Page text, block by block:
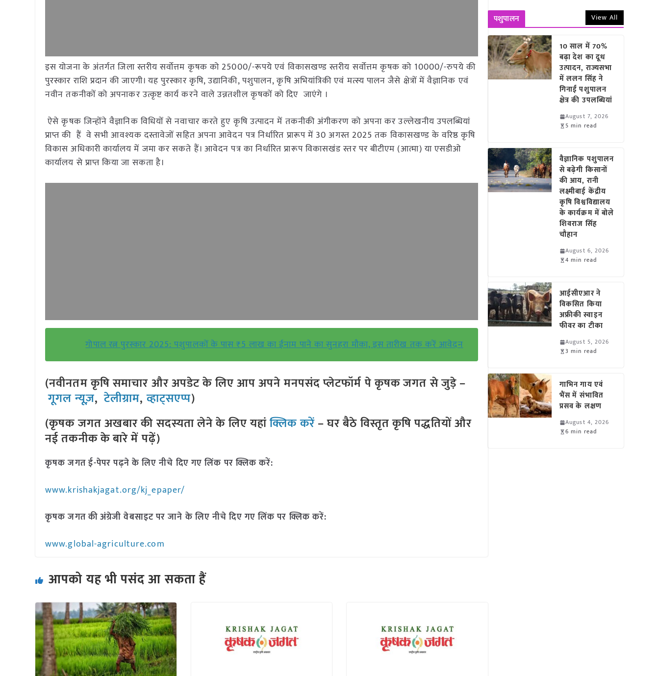
इस योजना के अंतर्गत जिला स्तरीय सर्वोत्तम कृषक को 25000/-रूपये एवं विकासखण्ड स्तरीय सर्वोत्तम कृषक को 10000/-रुपये की
पुरस्कार राशि प्रदान की जाएगी। यह पुरस्कार कृषि, उद्यानिकी, पशुपालन, कृषि अभियांत्रिकी एवं मत्स्य पालन जैसे क्षेत्रों में वैज्ञानिक एवं
नवीन तकनीकों को अपनाकर उत्कृष्ट कार्य करने वाले उन्नतशील कृषकों को दिए जाएंगे ।
ऐसे कृषक जिन्होंने वैज्ञानिक विधियों से नवाचार करते हुए कृषि उत्पादन में तकनीकी अंगीकरण को अपना कर उल्लेखनीय उपलब्धियां
प्राप्त की हैं वे सभी आवश्यक दस्तावेजों सहित अपना आवेदन पत्र निर्धारित प्रारूप में 30 अगस्त 2025 तक विकासखण्ड के वरिष्ठ कृषि
विकास अधिकारी कार्यालय में जमा कर सकते हैं। आवेदन पत्र का निर्धारित प्रारूप विकासखंड स्तर पर बीटीएम (आत्मा) या एसडीओ
कार्यालय से प्राप्त किया जा सकता है।
गोपाल रत्न पुरस्कार 2025: पशुपालकों के पास ₹5 लाख का ईनाम पाने का सुनहरा मौका, इस तारीख तक करें आवेदन
(नवीनतम कृषि समाचार और अपडेट के लिए आप अपने मनपसंद प्लेटफॉर्म पे कृषक जगत से जुड़े –
गूगल न्यूज़,टेलीग्राम,व्हाट्सएप्प)
(कृषक जगत अखबार की सदस्यता लेने के लिए यहांक्लिक करें– घर बैठे विस्तृत कृषि पद्धतियों और
नई तकनीक के बारे में पढ़ें)
कृषक जगत ई-पेपर पढ़ने के लिए नीचे दिए गए लिंक पर क्लिक करें:
www.krishakjagat.org/kj_epaper/
कृषक जगत की अंग्रेजी वेबसाइट पर जाने के लिए नीचे दिए गए लिंक पर क्लिक करें:
www.global-agriculture.com
आपको यह भी पसंद आ सकता हैं
पशुपालन View All
10 साल में 70%
बढ़ा देश का दूध
उत्पादन, राज्यसभा
में ललन सिंह ने
गिनाईं पशुपालन
क्षेत्र की उपलब्धियां
August 7, 2026
5 min read
वैज्ञानिक पशुपालन
से बढ़ेगी किसानों
की आय, रानी
लक्ष्मीबाई केंद्रीय
कृषि विश्वविद्यालय
के कार्यक्रम में बोले
शिवराज सिंह
चौहान
August 6, 2026
4 min read
आईसीएआर ने
विकसित किया
अफ्रीकी स्वाइन
फीवर का टीका
August 5, 2026
3 min read
गाभिन गाय एवं
भैंस में संभावित
प्रसव के लक्षण
August 4, 2026
6 min read